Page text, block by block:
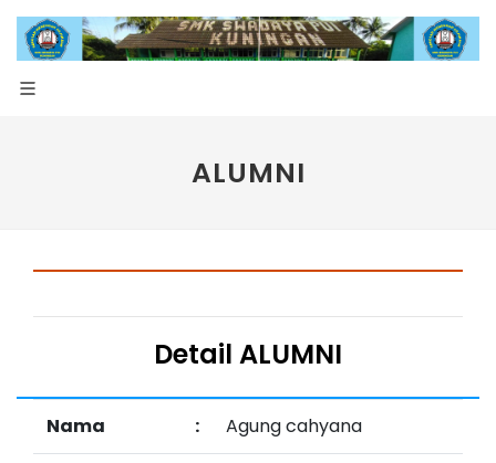
ALUMNI
Detail ALUMNI
Nama : Agung cahyana